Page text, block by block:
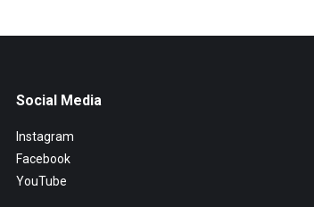
Social Media
Instagram
Facebook
YouTube